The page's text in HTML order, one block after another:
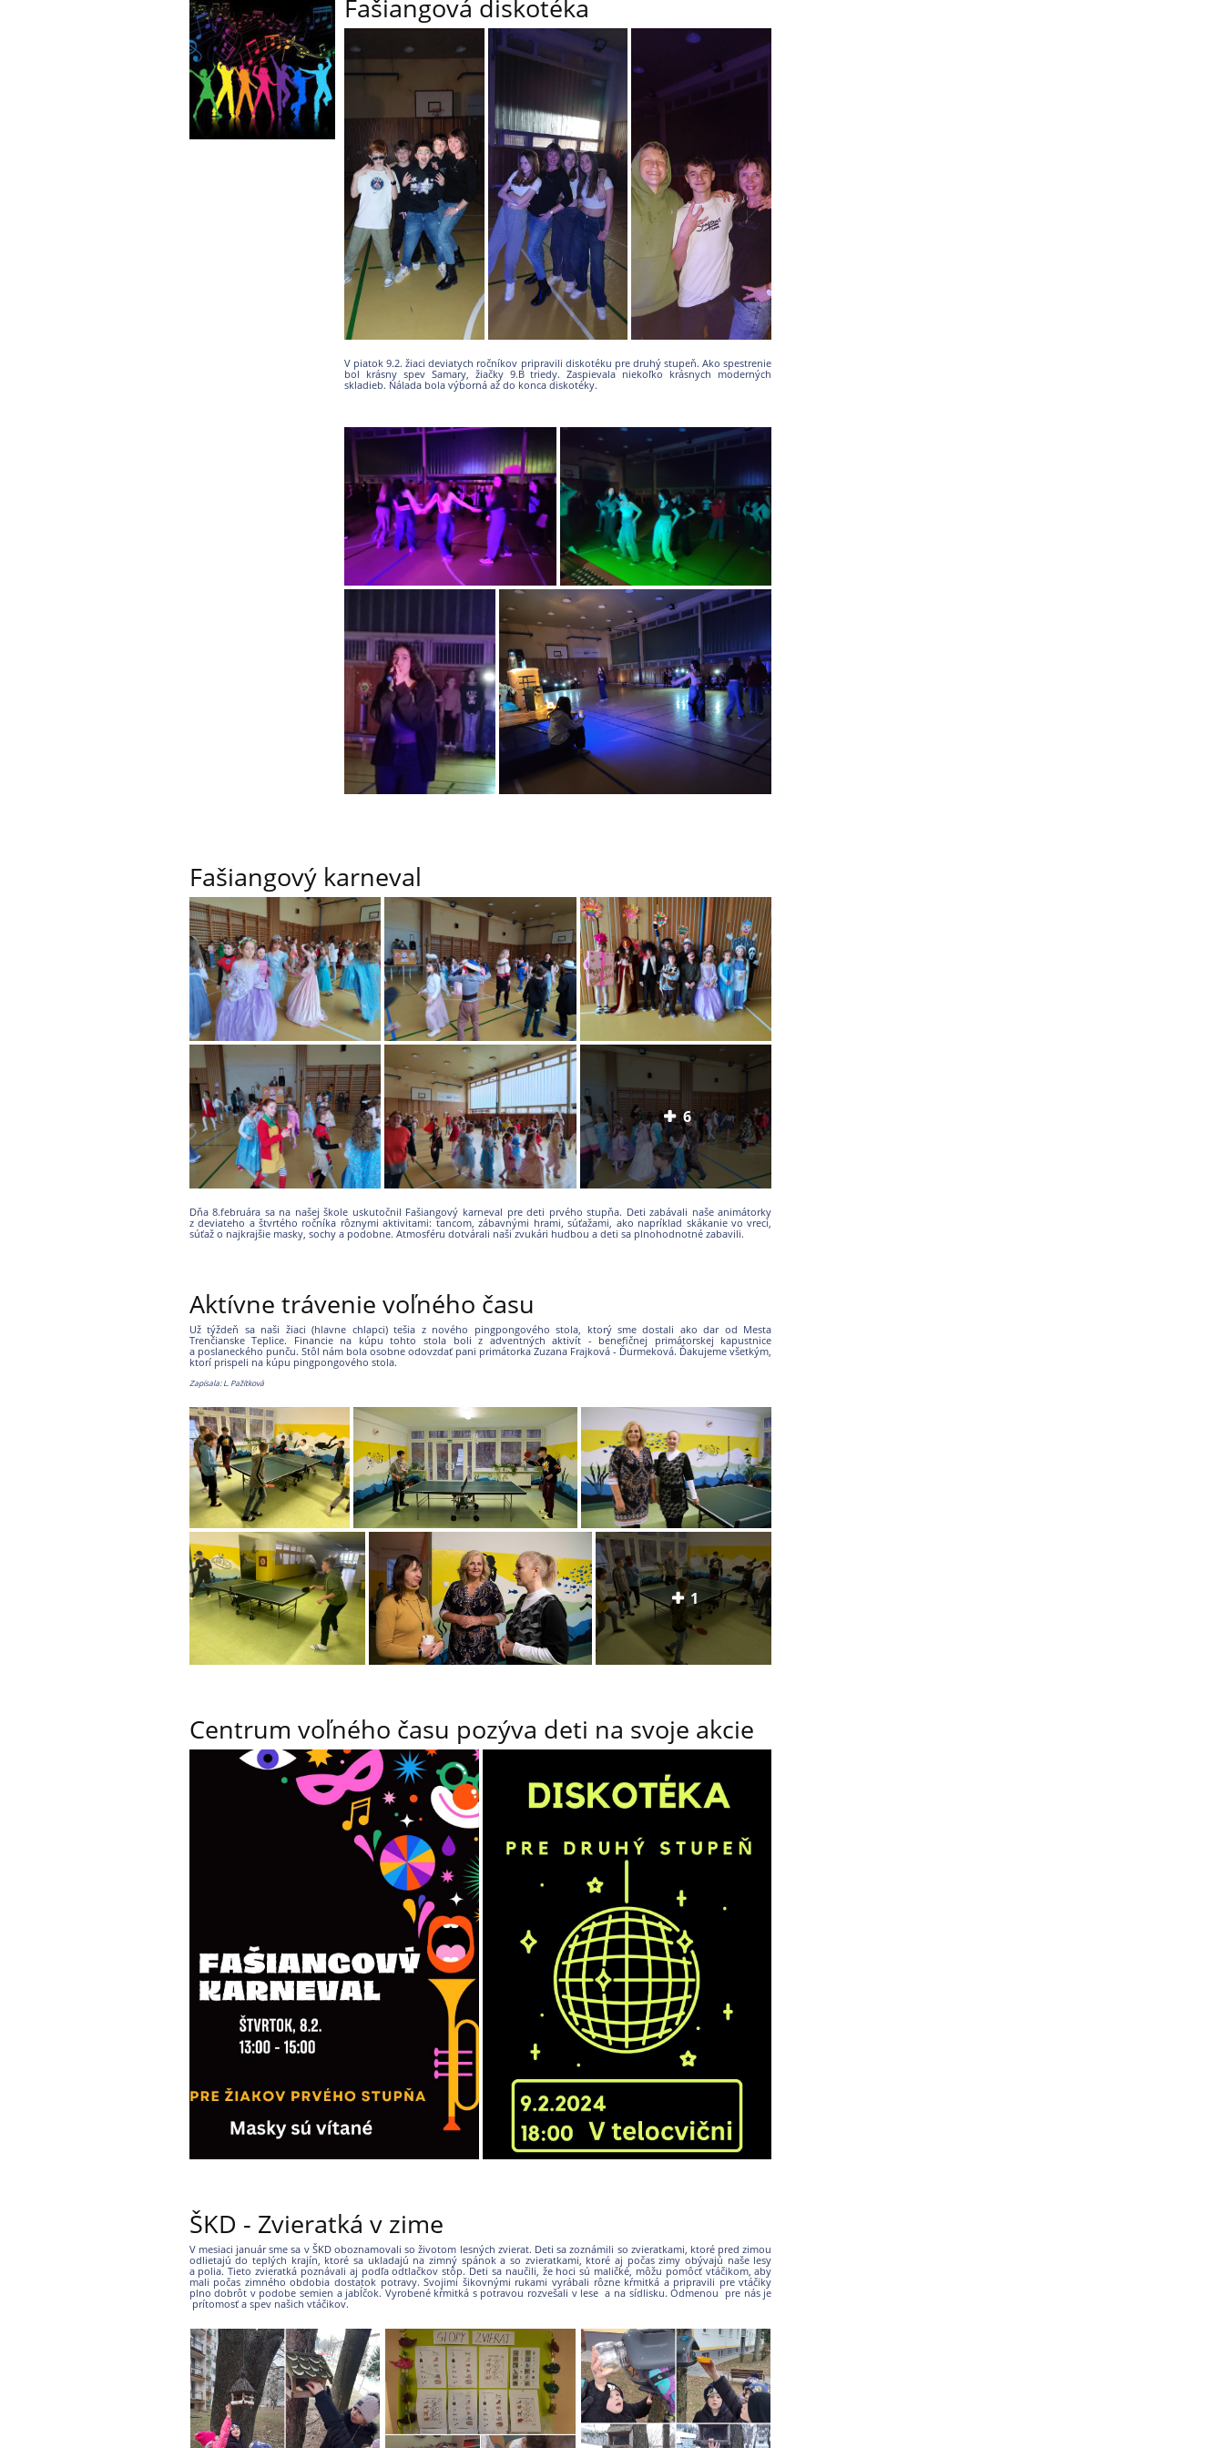
Fašiangová diskotéka
V piatok 9.2. žiaci deviatych ročníkov pripravili diskotéku pre druhý stupeň. Ako spestrenie
bol krásny spev Samary, žiačky 9.B triedy. Zaspievala niekoľko krásnych moderných
skladieb. Nálada bola výborná až do konca diskotéky.
Fašiangový karneval
6
Dňa 8.februára sa na našej škole uskutočnil Fašiangový karneval pre deti prvého stupňa. Deti zabávali naše animátorky
z deviateho a štvrtého ročníka rôznymi aktivitami: tancom, zábavnými hrami, súťažami, ako napríklad skákanie vo vreci,
súťaž o najkrajšie masky, sochy a podobne. Atmosféru dotvárali naši zvukári hudbou a deti sa plnohodnotné zabavili.
Aktívne trávenie voľného času
Už týždeň sa naši žiaci (hlavne chlapci) tešia z nového pingpongového stola, ktorý sme dostali ako dar od Mesta
Trenčianske Teplice. Financie na kúpu tohto stola boli z adventných aktivít - benefičnej primátorskej kapustnice
a poslaneckého punču. Stôl nám bola osobne odovzdať pani primátorka Zuzana Frajková - Ďurmeková. Ďakujeme všetkým,
ktorí prispeli na kúpu pingpongového stola.
Zapísala: L. Pažítková
1
Centrum voľného času pozýva deti na svoje akcie
ŠKD - Zvieratká v zime
V mesiaci január sme sa v ŠKD oboznamovali so životom lesných zvierat. Deti sa zoznámili so zvieratkami, ktoré pred zimou
odlietajú do teplých krajín, ktoré sa ukladajú na zimný spánok a so zvieratkami, ktoré aj počas zimy obývajú naše lesy
a polia. Tieto zvieratká poznávali aj podľa odtlačkov stôp.Deti sa naučili, že hoci sú maličké, môžu pomôcť vtáčikom, aby
mali počas zimného obdobia dostatok potravy. Svojimi šikovnými rukami vyrábali rôzne kŕmitká a pripravili pre vtáčiky
plno dobrôt v podobe semien a jabĺčok. Vyrobené kŕmitká s potravou rozvešali v lese a na sídlisku. Odmenou pre nás je
prítomosť a spev našich vtáčikov.